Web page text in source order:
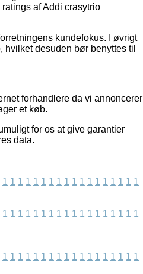
af Addi crasytrio
kundefokus. I øvrigt
desuden bør benyttes til
forhandlere da vi annoncerer
et køb.
for os at give garantier
data.
1 1 1 1 1 1 1 1 1 1 1 1 1 1 1 1 1 1
1 1 1 1 1 1 1 1 1 1 1 1 1 1 1 1 1 1
1 1 1 1 1 1 1 1 1 1 1 1 1 1 1 1 1 1